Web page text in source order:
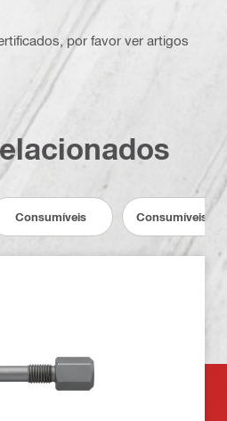
por favor ver artigos
Consumíveis Consumíveis de